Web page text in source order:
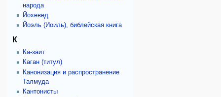
народа
Йохевед
Йоэль (Иоиль), библейская книга
К
Ка-заит
Каган (титул)
Канонизация и распространение
Талмуда
Кантонисты